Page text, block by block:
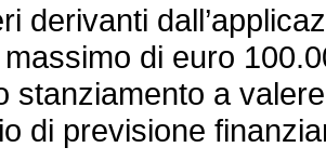
derivanti
di euro
stanziamento a
di previsione